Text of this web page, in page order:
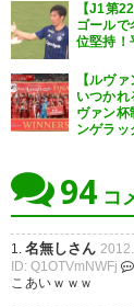
【J1第
ゴールで
位堅持！
【ルヴ
いつか
ヴァン杯
ンゲラッ
94 コ
1. 名無しさん
ID: Q1OTVmNWFj
こあいｗｗｗ